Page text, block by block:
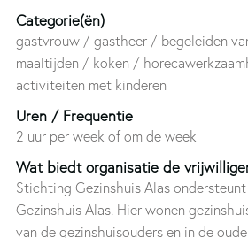
Categorie(ën)
gastvrouw / gastheer / begeleiden
maaltijden / koken /
activiteiten met kinderen
Uren / Frequentie
2 uur per week of om de week
Wat biedt organisatie de
Stichting Gezinshuis Alas
Gezinshuis Alas. Hier wonen
van de gezinshuisouders en in de